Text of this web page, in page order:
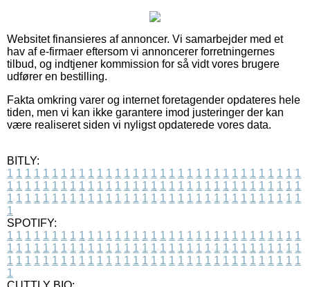
Websitet finansieres af annoncer. Vi samarbejder med et
hav af e-firmaer eftersom vi annoncerer forretningernes
tilbud, og indtjener kommission for så vidt vores brugere
udfører en bestilling.
Fakta omkring varer og internet foretagender opdateres hele
tiden, men vi kan ikke garantere imod justeringer der kan
være realiseret siden vi nyligst opdaterede vores data.
BITLY:
1 1 1 1 1 1 1 1 1 1 1 1 1 1 1 1 1 1 1 1 1 1 1 1 1 1 1 1 1 1 1 1 1
1 1 1 1 1 1 1 1 1 1 1 1 1 1 1 1 1 1 1 1 1 1 1 1 1 1 1 1 1 1 1 1 1
1 1 1 1 1 1 1 1 1 1 1 1 1 1 1 1 1 1 1 1 1 1 1 1 1 1 1 1 1 1 1 1 1
1
SPOTIFY:
1 1 1 1 1 1 1 1 1 1 1 1 1 1 1 1 1 1 1 1 1 1 1 1 1 1 1 1 1 1 1 1 1
1 1 1 1 1 1 1 1 1 1 1 1 1 1 1 1 1 1 1 1 1 1 1 1 1 1 1 1 1 1 1 1 1
1 1 1 1 1 1 1 1 1 1 1 1 1 1 1 1 1 1 1 1 1 1 1 1 1 1 1 1 1 1 1 1 1
1